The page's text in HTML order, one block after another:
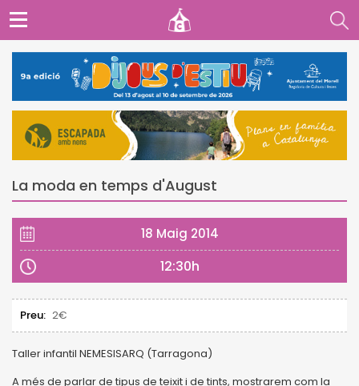
La moda en temps d'August
18 Maig 2014
12:30h
Preu: 2€
Taller infantil NEMESISARQ (Tarragona)
A més de parlar de tipus de teixit i de tints, mostrarem com la